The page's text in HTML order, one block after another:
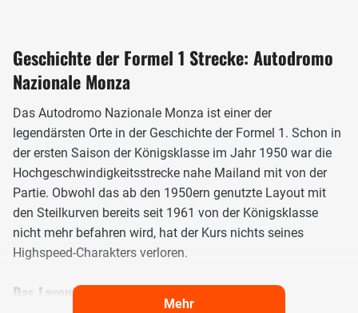
Geschichte der Formel 1 Strecke: Autodromo
Nazionale Monza
Das Autodromo Nazionale Monza ist einer der
legendärsten Orte in der Geschichte der Formel 1. Schon in
der ersten Saison der Königsklasse im Jahr 1950 war die
Hochgeschwindigkeitsstrecke nahe Mailand mit von der
Partie. Obwohl das ab den 1950ern genutzte Layout mit
den Steilkurven bereits seit 1961 von der Königsklasse
nicht mehr befahren wird, hat der Kurs nichts seines
Highspeed-Charakters verloren.
Das Layout des Autodromo Nazionale Monza
Mehr